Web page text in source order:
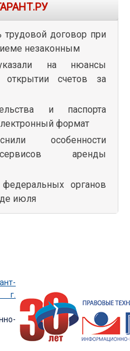
трудовой договор при
незаконным
на нюансы
счетов за
и паспорта
формат
особенности
аренды
органов
июля
г.